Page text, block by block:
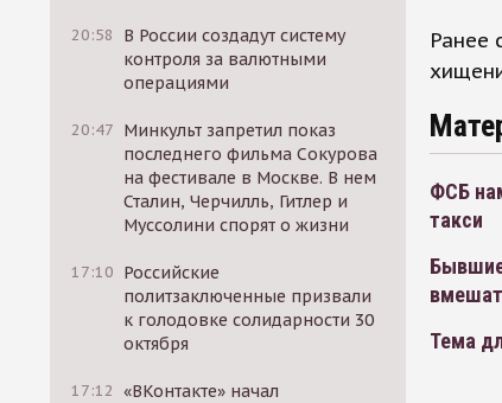
20:58
В России создадут систему
контроля за валютными
операциями
20:47 Минкульт запретил показ
последнего фильма Сокурова
на фестивале в Москве. В нем
Сталин, Черчилль, Гитлер и
Муссолини спорят о жизни
17:10 Российские
политзаключенные призвали
к голодовке солидарности 30
октября
17:12 «ВКонтакте» начал
Ранее
ФСБ
такси
Тема